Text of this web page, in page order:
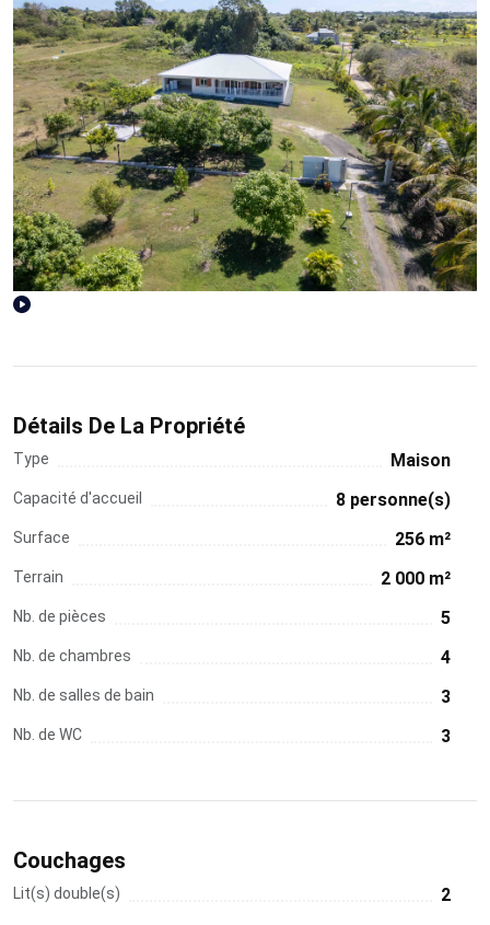
Détails De La Propriété
Type Maison
Capacité d'accueil 8 personne(s)
Surface 256 m²
Terrain 2 000 m²
Nb. de pièces 5
Nb. de chambres 4
Nb. de salles de bain 3
Nb. de WC 3
Couchages
Lit(s) double(s) 2